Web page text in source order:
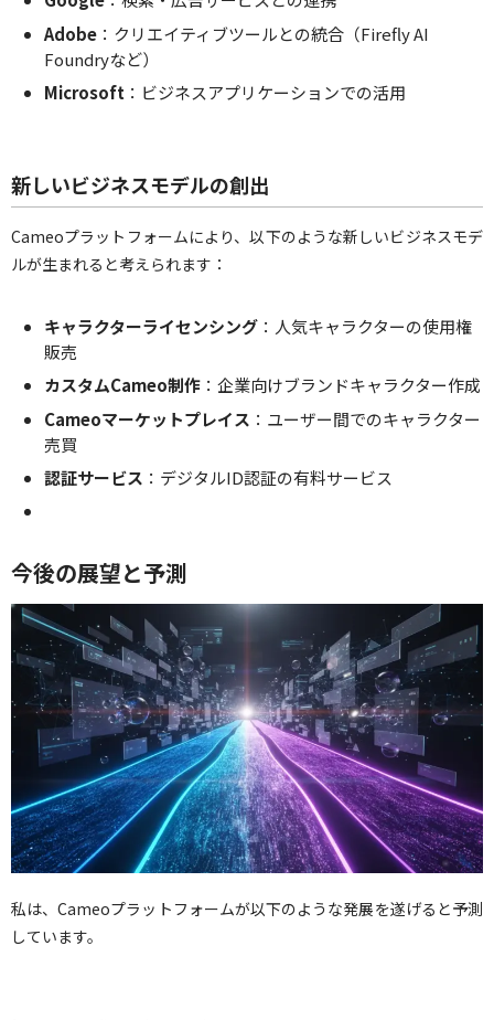
Adobe ：クリエイティブツールとの統合（Firefly AI
Foundryなど）
Microsoft ：ビジネスアプリケーションでの活用
新しいビジネスモデルの創出
Cameoプラットフォームにより、以下のような新しいビジネスモデ
ルが生まれると考えられます：
キャラクターライセンシング ：人気キャラクターの使用権
販売
カスタムCameo制作 ：企業向けブランドキャラクター作成
Cameoマーケットプレイス ：ユーザー間でのキャラクター
売買
認証サービス ：デジタルID認証の有料サービス
今後の展望と予測
私は、Cameoプラットフォームが以下のような発展を遂げると予測
しています。